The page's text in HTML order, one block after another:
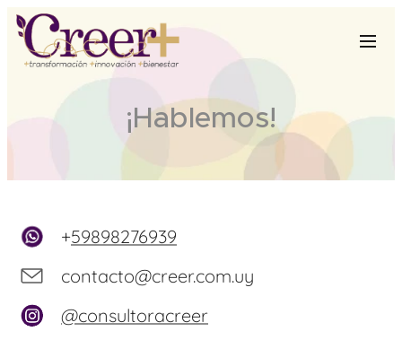
¡Hablemos!
+59898276939
contacto@creer.com.uy
@consultoracreer